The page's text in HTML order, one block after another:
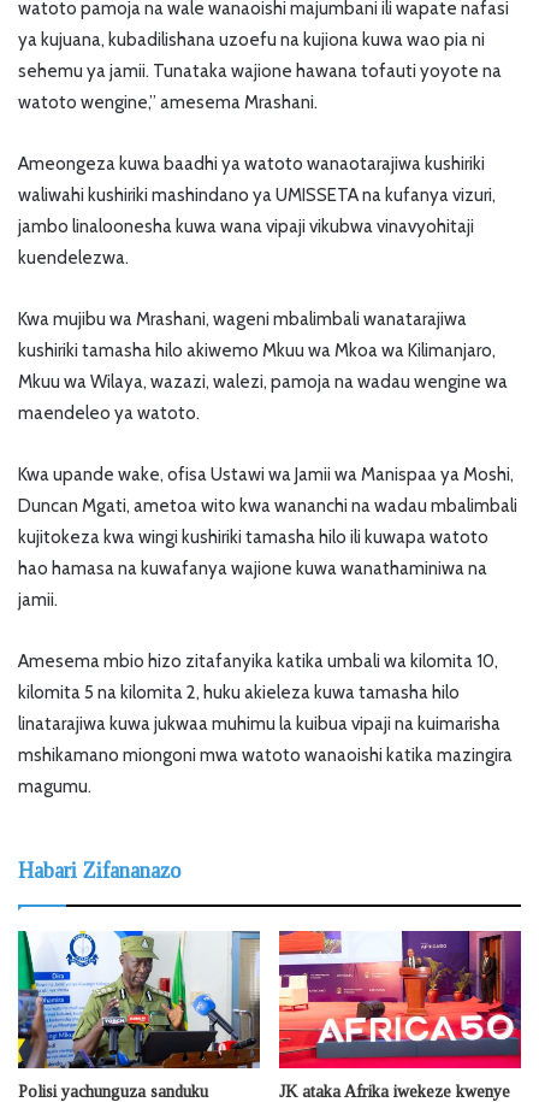
watoto pamoja na wale wanaoishi majumbani ili wapate nafasi
ya kujuana, kubadilishana uzoefu na kujiona kuwa wao pia ni
sehemu ya jamii. Tunataka wajione hawana tofauti yoyote na
watoto wengine,” amesema Mrashani.
Ameongeza kuwa baadhi ya watoto wanaotarajiwa kushiriki
waliwahi kushiriki mashindano ya UMISSETA na kufanya vizuri,
jambo linaloonesha kuwa wana vipaji vikubwa vinavyohitaji
kuendelezwa.
Kwa mujibu wa Mrashani, wageni mbalimbali wanatarajiwa
kushiriki tamasha hilo akiwemo Mkuu wa Mkoa wa Kilimanjaro,
Mkuu wa Wilaya, wazazi, walezi, pamoja na wadau wengine wa
maendeleo ya watoto.
Kwa upande wake, ofisa Ustawi wa Jamii wa Manispaa ya Moshi,
Duncan Mgati, ametoa wito kwa wananchi na wadau mbalimbali
kujitokeza kwa wingi kushiriki tamasha hilo ili kuwapa watoto
hao hamasa na kuwafanya wajione kuwa wanathaminiwa na
jamii.
Amesema mbio hizo zitafanyika katika umbali wa kilomita 10,
kilomita 5 na kilomita 2, huku akieleza kuwa tamasha hilo
linatarajiwa kuwa jukwaa muhimu la kuibua vipaji na kuimarisha
mshikamano miongoni mwa watoto wanaoishi katika mazingira
magumu.
Habari Zifananazo
Polisi yachunguza sanduku
JK ataka Afrika iwekeze kwenye